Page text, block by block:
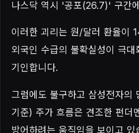
나스닥 역시 '공포(26.7)' 구간
이러한 괴리는 원/달러 환율이
외국인 수급의 불확실성이 극대
기인합니다.
그럼에도 불구하고 삼성전자의
기준) 주가 흐름은 견조한 펀더
방어하려는 움직임을 보이고 있